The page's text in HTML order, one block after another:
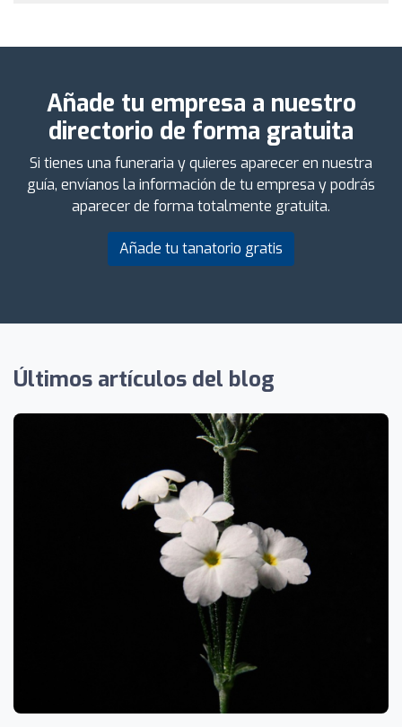
Añade tu empresa a nuestro
directorio de forma gratuita
Si tienes una funeraria y quieres aparecer en nuestra
guía, envíanos la información de tu empresa y podrás
aparecer de forma totalmente gratuita.
Añade tu tanatorio gratis
Últimos artículos del blog